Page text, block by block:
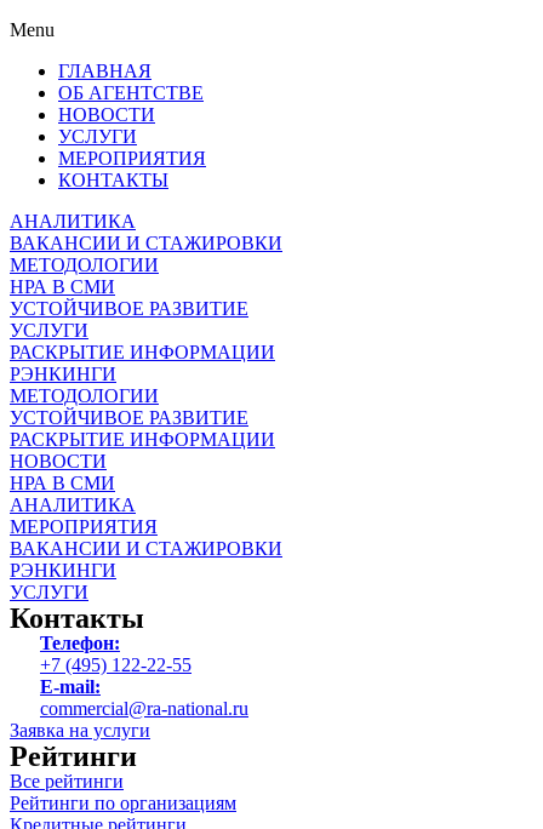
Menu
ГЛАВНАЯ
ОБ АГЕНТСТВЕ
НОВОСТИ
УСЛУГИ
МЕРОПРИЯТИЯ
КОНТАКТЫ
АНАЛИТИКА
ВАКАНСИИ И СТАЖИРОВКИ
МЕТОДОЛОГИИ
НРА В СМИ
УСТОЙЧИВОЕ РАЗВИТИЕ
УСЛУГИ
РАСКРЫТИЕ ИНФОРМАЦИИ
РЭНКИНГИ
МЕТОДОЛОГИИ
УСТОЙЧИВОЕ РАЗВИТИЕ
РАСКРЫТИЕ ИНФОРМАЦИИ
НОВОСТИ
НРА В СМИ
АНАЛИТИКА
МЕРОПРИЯТИЯ
ВАКАНСИИ И СТАЖИРОВКИ
РЭНКИНГИ
УСЛУГИ
Контакты
Телефон:
+7 (495) 122-22-55
E-mail:
commercial@ra-national.ru
Заявка на услуги
Рейтинги
Все рейтинги
Рейтинги по организациям
Кредитные рейтинги